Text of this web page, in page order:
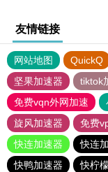
友情链接
网站地图 QuickQ
坚果加速器
tiktok
免费vqn外网加速
旋风加速器
免费
快连加速器
快连
快鸭加速器
快柠